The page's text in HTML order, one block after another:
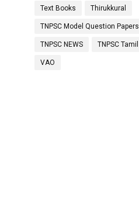
Text Books Thirukkural
TNPSC Model Question Papers
TNPSC NEWS TNPSC Tamil
VAO